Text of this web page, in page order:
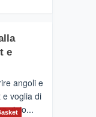
e
angoli e
voglia di
visto...